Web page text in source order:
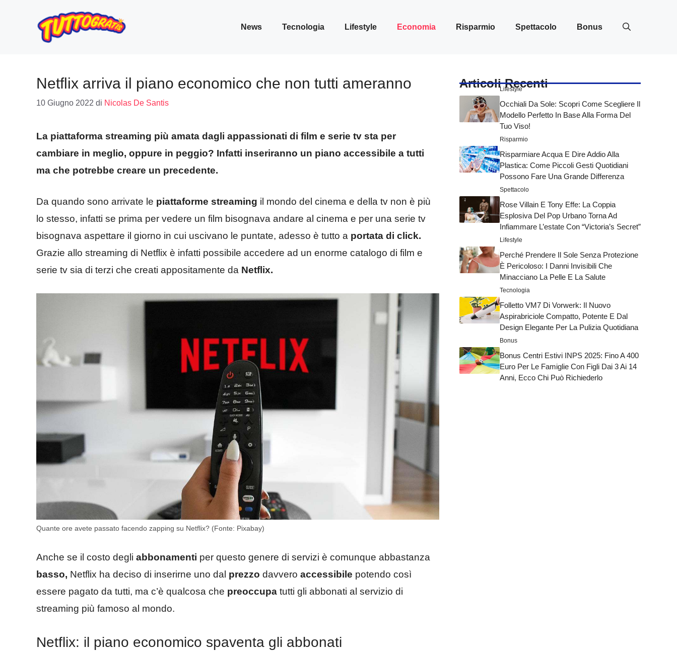
contenuto
News Tecnologia Lifestyle Economia Risparmio Spettacolo Bonus
Netflix arriva il piano economico che non tutti ameranno
10 Giugno 2022 di Nicolas De Santis
La piattaforma streaming più amata dagli appassionati di film e serie tv sta per
cambiare in meglio, oppure in peggio? Infatti inseriranno un piano accessibile a tutti
ma che potrebbe creare un precedente.
Da quando sono arrivate le piattaforme streaming il mondo del cinema e della tv non è più
lo stesso, infatti se prima per vedere un film bisognava andare al cinema e per una serie tv
bisognava aspettare il giorno in cui uscivano le puntate, adesso è tutto a portata di click.
Grazie allo streaming di Netflix è infatti possibile accedere ad un enorme catalogo di film e
serie tv sia di terzi che creati appositamente da Netflix.
Quante ore avete passato facendo zapping su Netflix? (Fonte: Pixabay)
Anche se il costo degli abbonamenti per questo genere di servizi è comunque abbastanza
basso, Netflix ha deciso di inserirne uno dal prezzo davvero accessibile potendo così
essere pagato da tutti, ma c’è qualcosa che preoccupa tutti gli abbonati al servizio di
streaming più famoso al mondo.
Netflix: il piano economico spaventa gli abbonati
Articoli Recenti
Lifestyle
Occhiali Da Sole: Scopri Come Scegliere Il
Modello Perfetto In Base Alla Forma Del
Tuo Viso!
Risparmio
Risparmiare Acqua E Dire Addio Alla
Plastica: Come Piccoli Gesti Quotidiani
Possono Fare Una Grande Differenza
Spettacolo
Rose Villain E Tony Effe: La Coppia
Esplosiva Del Pop Urbano Torna Ad
Infiammare L’estate Con “Victoria’s Secret”
Lifestyle
Perché Prendere Il Sole Senza Protezione
È Pericoloso: I Danni Invisibili Che
Minacciano La Pelle E La Salute
Tecnologia
Folletto VM7 Di Vorwerk: Il Nuovo
Aspirabriciole Compatto, Potente E Dal
Design Elegante Per La Pulizia Quotidiana
Bonus
Bonus Centri Estivi INPS 2025: Fino A 400
Euro Per Le Famiglie Con Figli Dai 3 Ai 14
Anni, Ecco Chi Può Richiederlo